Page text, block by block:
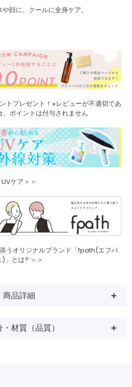
顔に。クールに全身ケア。
トプレゼント！※レビューが不適切であ
、ポイントは付与されません
UVケア＞＞
うオリジナルブランド「fpath(エフパ
)」とは? ＞＞
商品詳細
材質（品質）